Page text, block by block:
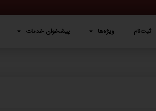
ثبت‌نام ویژه‌ها پیشخوان خدمات
ویژه‌ها پیشخوان خدمات کتابخانه و سندها